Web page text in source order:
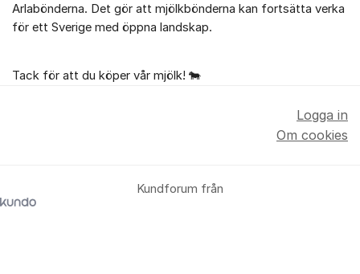
Arlabönderna. Det gör att mjölkbönderna kan fortsätta verka
för ett Sverige med öppna landskap.
Tack för att du köper vår mjölk! 🐄
Kundforum från
Logga in
Om cookies